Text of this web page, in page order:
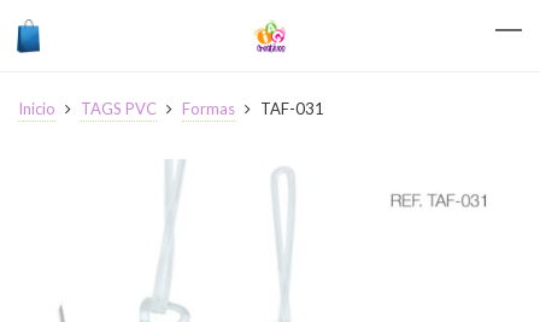
Inicio TAGS PVC Formas TAF-031